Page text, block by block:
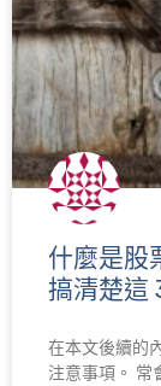
什麼是股
搞清楚這
在本文後續的
注意事項。 常